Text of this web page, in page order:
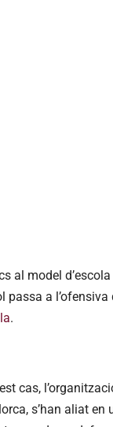
al model
passa a l’ofensiva
.
cas,
s’han aliat